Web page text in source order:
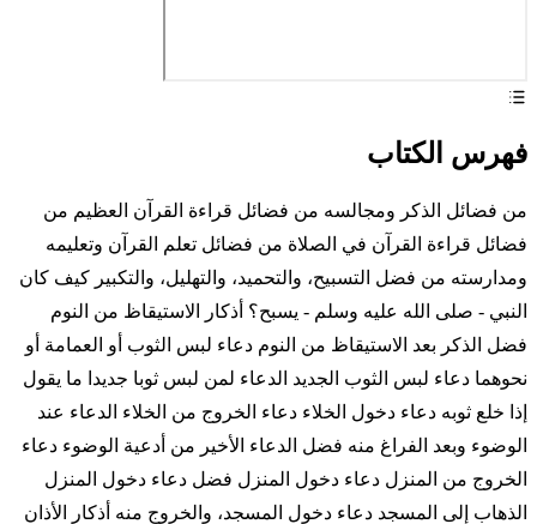
فهرس الكتاب
من فضائل الذكر ومجالسه من فضائل قراءة القرآن العظيم من
فضائل قراءة القرآن في الصلاة من فضائل تعلم القرآن وتعليمه
ومدارسته من فضل التسبيح، والتحميد، والتهليل، والتكبير كيف كان
النبي - صلى الله عليه وسلم - يسبح؟ أذكار الاستيقاظ من النوم
فضل الذكر بعد الاستيقاظ من النوم دعاء لبس الثوب أو العمامة أو
نحوهما دعاء لبس الثوب الجديد الدعاء لمن لبس ثوبا جديدا ما يقول
إذا خلع ثوبه دعاء دخول الخلاء دعاء الخروج من الخلاء الدعاء عند
الوضوء وبعد الفراغ منه فضل الدعاء الأخير من أدعية الوضوء دعاء
الخروج من المنزل دعاء دخول المنزل فضل دعاء دخول المنزل
الذهاب إلى المسجد دعاء دخول المسجد، والخروج منه أذكار الأذان